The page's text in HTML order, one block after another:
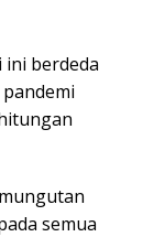
ini berdeda
semua